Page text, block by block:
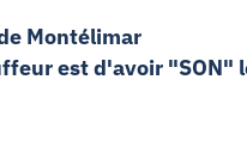
Montélimar
est d'avoir "SON"